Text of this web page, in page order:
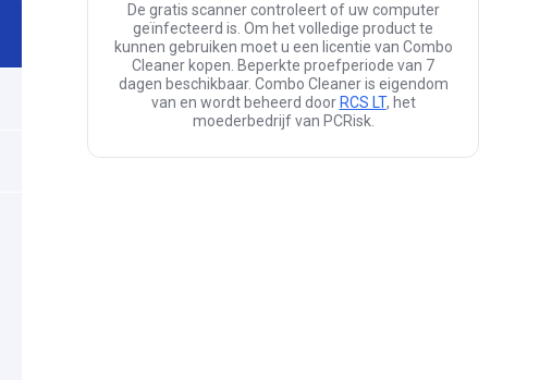
De gratis scanner controleert of uw computer
geïnfecteerd is. Om het volledige product te
kunnen gebruiken moet u een licentie van Combo
Cleaner kopen. Beperkte proefperiode van 7
dagen beschikbaar. Combo Cleaner is eigendom
van en wordt beheerd door RCS LT, het
moederbedrijf van PCRisk.